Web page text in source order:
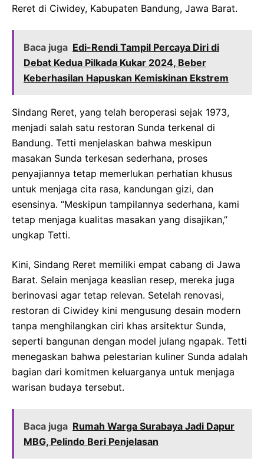
Reret di Ciwidey, Kabupaten Bandung, Jawa Barat.
Baca juga Edi-Rendi Tampil Percaya Diri di
Debat Kedua Pilkada Kukar 2024, Beber
Keberhasilan Hapuskan Kemiskinan Ekstrem
Sindang Reret, yang telah beroperasi sejak 1973,
menjadi salah satu restoran Sunda terkenal di
Bandung. Tetti menjelaskan bahwa meskipun
masakan Sunda terkesan sederhana, proses
penyajiannya tetap memerlukan perhatian khusus
untuk menjaga cita rasa, kandungan gizi, dan
esensinya. “Meskipun tampilannya sederhana, kami
tetap menjaga kualitas masakan yang disajikan,”
ungkap Tetti.
Kini, Sindang Reret memiliki empat cabang di Jawa
Barat. Selain menjaga keaslian resep, mereka juga
berinovasi agar tetap relevan. Setelah renovasi,
restoran di Ciwidey kini mengusung desain modern
tanpa menghilangkan ciri khas arsitektur Sunda,
seperti bangunan dengan model julang ngapak. Tetti
menegaskan bahwa pelestarian kuliner Sunda adalah
bagian dari komitmen keluarganya untuk menjaga
warisan budaya tersebut.
Baca juga Rumah Warga Surabaya Jadi Dapur
MBG, Pelindo Beri Penjelasan